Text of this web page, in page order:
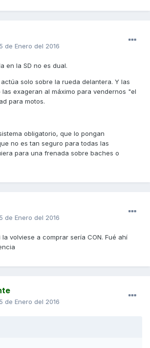
de Enero del 2016
en la SD no es dual.
solo sobre la rueda delantera. Y las
exageran al máximo para vendernos "el
para motos.
obligatorio, que lo pongan
no es tan seguro para todas las
para una frenada sobre baches o
de Enero del 2016
volviese a comprar sería CON. Fué ahí
de Enero del 2016